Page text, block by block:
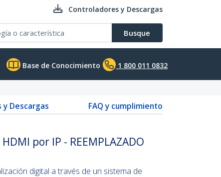
Controladores y Descargas
Busque
Base de Conocimiento 1 800 011 0832
Descargas
FAQ y cumplimiento
por IP - REEMPLAZADO
digital a través de un sistema de